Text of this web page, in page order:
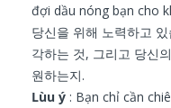
đợi dầu nóng bạn cho
당신을 위해 노력하고 있
각하는 것, 그리고 당신
원하는지.
Lùu ý : Bạn chỉ cần